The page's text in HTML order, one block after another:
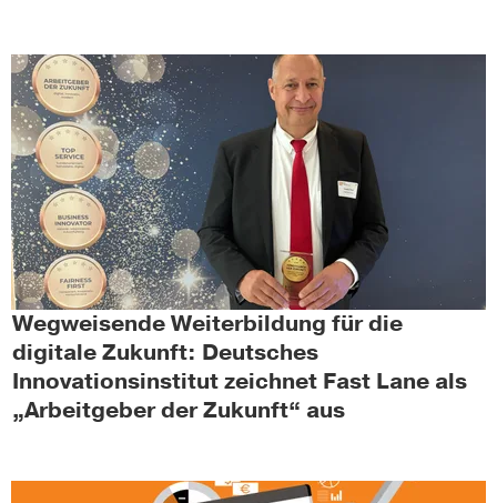
Wegweisende Weiterbildung für die
digitale Zukunft: Deutsches
Innovationsinstitut zeichnet Fast Lane als
„Arbeitgeber der Zukunft“ aus